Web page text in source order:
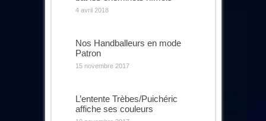
4 avril 2018
Nos Handballeurs en mode
Patron
15 novembre 2017
L’entente Trèbes/Puichéric
affiche ses couleurs